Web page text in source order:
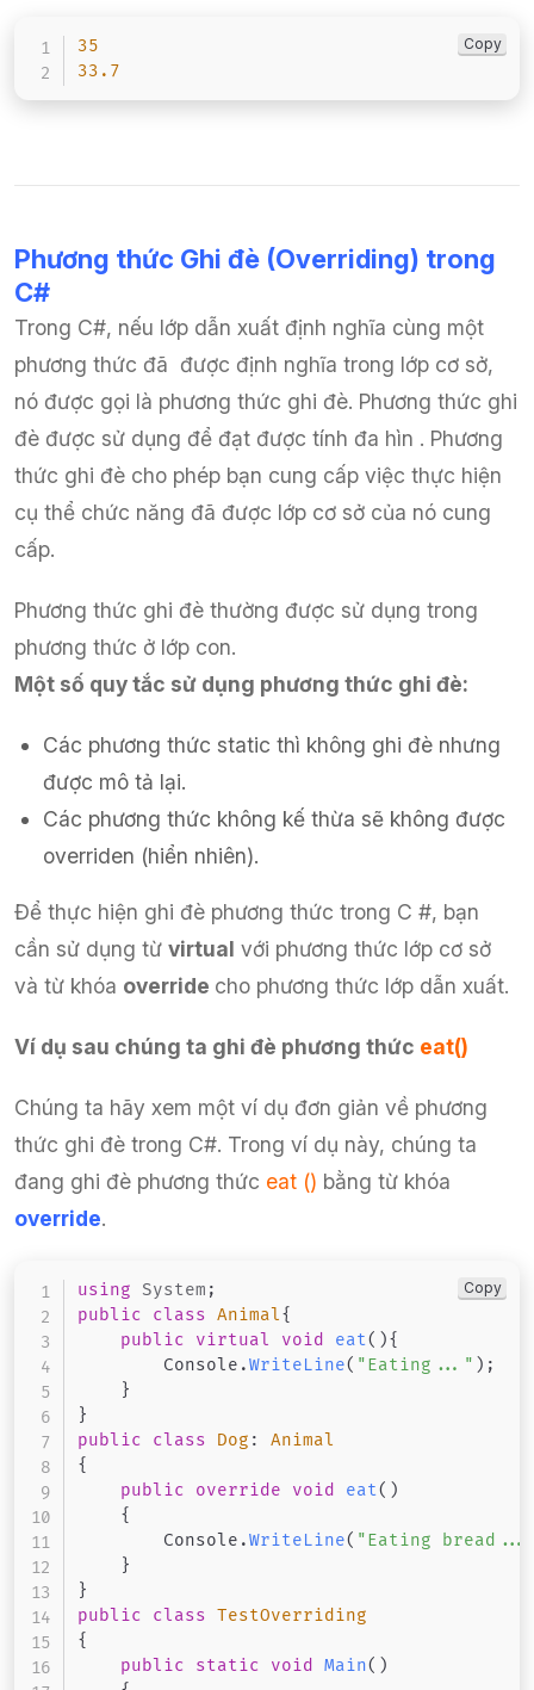
35
33.7
Copy
Phương thức Ghi đè (Overriding) trong
C#
Trong C#, nếu lớp dẫn xuất định nghĩa cùng một
phương thức đã được định nghĩa trong lớp cơ sở,
nó được gọi là phương thức ghi đè. Phương thức ghi
đè được sử dụng để đạt được tính đa hìn . Phương
thức ghi đè cho phép bạn cung cấp việc thực hiện
cụ thể chức năng đã được lớp cơ sở của nó cung
cấp.
Phương thức ghi đè thường được sử dụng trong
phương thức ở lớp con.
Một số quy tắc sử dụng phương thức ghi đè:
Các phương thức static thì không ghi đè nhưng
được mô tả lại.
Các phương thức không kế thừa sẽ không được
overriden (hiển nhiên).
Để thực hiện ghi đè phương thức trong C #, bạn
cần sử dụng từ virtual với phương thức lớp cơ sở
và từ khóa override cho phương thức lớp dẫn xuất.
Ví dụ sau chúng ta ghi đè phương thức eat()
Chúng ta hãy xem một ví dụ đơn giản về phương
thức ghi đè trong C#. Trong ví dụ này, chúng ta
đang ghi đè phương thức eat () bằng từ khóa
override.
using System ;
public
class Animal{
public
virtual void eat( ){
        Console
.WriteLine( "Eating..." ) ;
}
}
public
class Dog :
Animal
{
public
override void eat( )
{
        Console
.WriteLine( "Eating
}
}
public
class TestOverriding
{
public
static void Main( )
Copy